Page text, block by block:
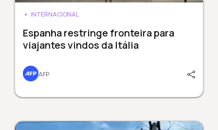
INTERNACIONAL
Espanha restringe fronteira para
viajantes vindos da Itália
AFP